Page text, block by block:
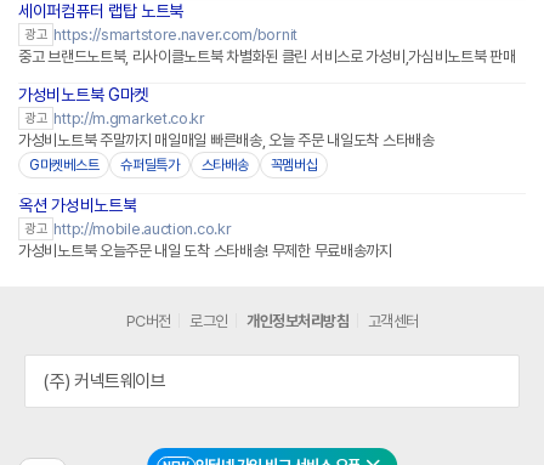
세이퍼컴퓨터 랩탑 노트북
광고 https://smartstore.naver.com/bornit
중고 브랜드노트북, 리사이클노트북 차별화된 클린 서비스로 가성비,가심비노트북 판매
가성비노트북 G마켓
광고 http://m.gmarket.co.kr
가성비노트북 주말까지 매일매일 빠른배송, 오늘 주문 내일도착 스타배송
G마켓베스트 슈퍼딜특가 스타배송 꼭멤버십
옥션 가성비노트북
광고 http://mobile.auction.co.kr
가성비노트북 오늘주문 내일 도착 스타배송! 무제한 무료배송까지
PC버전 로그인 개인정보처리방침 고객센터
(주) 커넥트웨이브